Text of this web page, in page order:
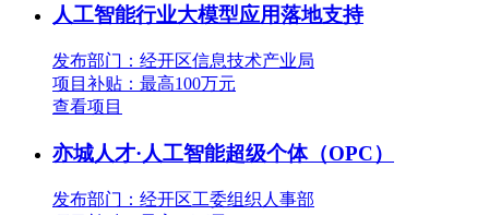
人工智能行业大模型应用落地支持
发布部门：经开区信息技术产业局
项目补贴： 最高100万元
查看项目
亦城人才·人工智能超级个体（OPC）
发布部门：经开区工委组织人事部